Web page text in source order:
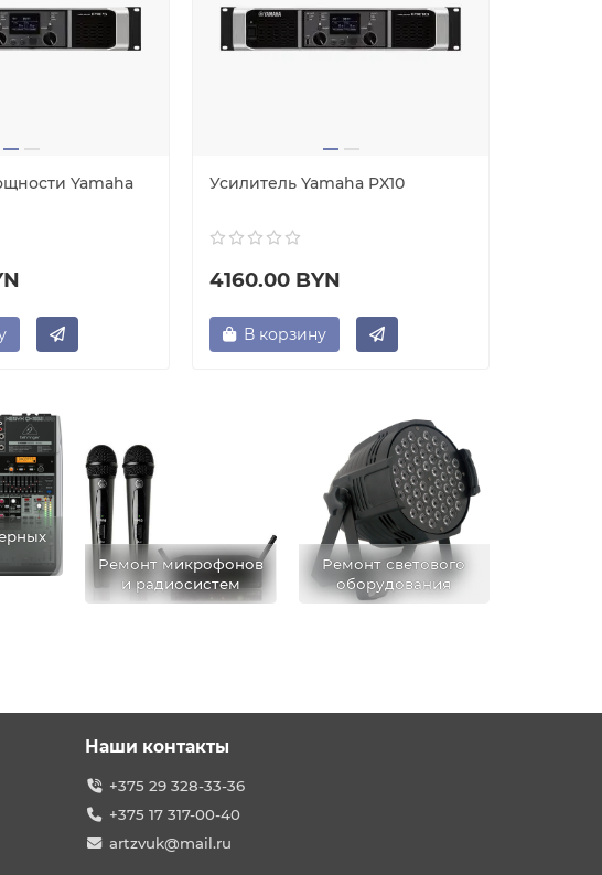
Yamaha
Усилитель Yamaha PX10
4160.00 BYN
В корзину
Ремонт микрофонов
и радиосистем
Ремонт светового
оборудования
Наши контакты
+375 29 328-33-36
+375 17 317-00-40
artzvuk@mail.ru